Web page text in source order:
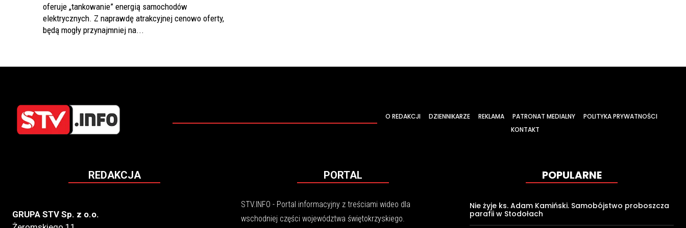
oferuje „tankowanie” energią samochodów
elektrycznych. Z naprawdę atrakcyjnej cenowo oferty,
będą mogły przynajmniej na...
O REDAKCJI DZIENNIKARZE REKLAMA PATRONAT MEDIALNY
POLITYKA PRYWATNOŚCI
KONTAKT
REDAKCJA
GRUPA STV Sp. z o.o.
PORTAL
STV.INFO - Portal informacyjny z treściami wideo dla
wschodniej części województwa świętokrzyskiego.
POPULARNE
Nie żyje ks. Adam Kamiński. Samobójstwo proboszcza
parafii w Stodołach